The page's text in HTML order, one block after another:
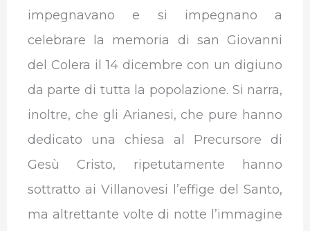
impegnavano e si impegnano a
celebrare la memoria di san Giovanni
del Colera il 14 dicembre con un digiuno
da parte di tutta la popolazione. Si narra,
inoltre, che gli Arianesi, che pure hanno
dedicato una chiesa al Precursore di
Gesù Cristo, ripetutamente hanno
sottratto ai Villanovesi l’effige del Santo,
ma altrettante volte di notte l’immagine